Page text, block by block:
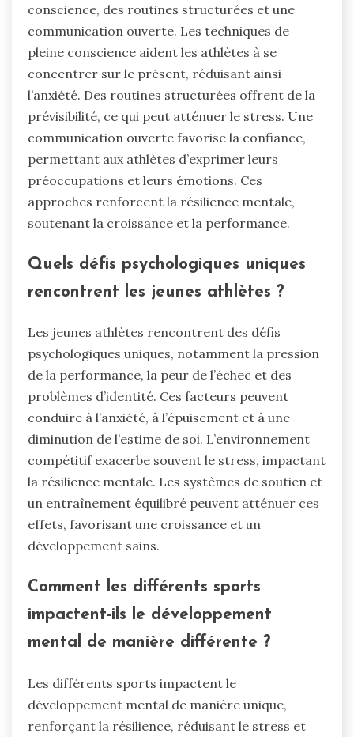
conscience, des routines structurées et une
communication ouverte. Les techniques de
pleine conscience aident les athlètes à se
concentrer sur le présent, réduisant ainsi
l’anxiété. Des routines structurées offrent de la
prévisibilité, ce qui peut atténuer le stress. Une
communication ouverte favorise la confiance,
permettant aux athlètes d’exprimer leurs
préoccupations et leurs émotions. Ces
approches renforcent la résilience mentale,
soutenant la croissance et la performance.
Quels défis psychologiques uniques
rencontrent les jeunes athlètes ?
Les jeunes athlètes rencontrent des défis
psychologiques uniques, notamment la pression
de la performance, la peur de l’échec et des
problèmes d’identité. Ces facteurs peuvent
conduire à l’anxiété, à l’épuisement et à une
diminution de l’estime de soi. L’environnement
compétitif exacerbe souvent le stress, impactant
la résilience mentale. Les systèmes de soutien et
un entraînement équilibré peuvent atténuer ces
effets, favorisant une croissance et un
développement sains.
Comment les différents sports
impactent-ils le développement
mental de manière différente ?
Les différents sports impactent le
développement mental de manière unique,
renforçant la résilience, réduisant le stress et